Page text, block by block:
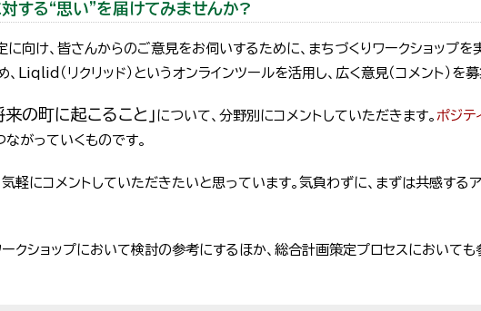
する“思い”を届けてみませんか?
向け、皆さんからのご意見をお伺いするために、まちづくりワークショップを
Liqlid（リクリッド）というオンラインツールを活用し、広く意見（コメント）を募
将来の町に起こること」について、分野別にコメントしていただきます。 ポジテ
ながっていくものです。
軽にコメントしていただきたいと思っています。気負わずに、まずは共感する
クショップにおいて検討の参考にするほか、総合計画策定プロセスにおいて